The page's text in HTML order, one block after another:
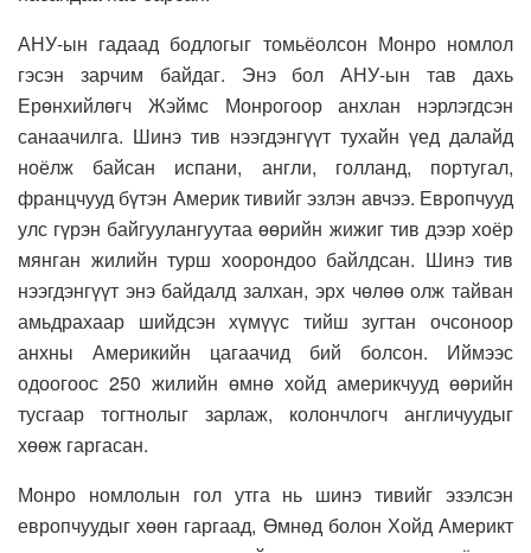
АНУ-ын гадаад бодлогыг томьёолсон Монро номлол
гэсэн зарчим байдаг. Энэ бол АНУ-ын тав дахь
Ерөнхийлөгч Жэймс Монрогоор анхлан нэрлэгдсэн
санаачилга. Шинэ тив нээгдэнгүүт тухайн үед далайд
ноёлж байсан испани, англи, голланд, португал,
францчууд бүтэн Америк тивийг эзлэн авчээ. Европчууд
улс гүрэн байгуулангуутаа өөрийн жижиг тив дээр хоёр
мянган жилийн турш хоорондоо байлдсан. Шинэ тив
нээгдэнгүүт энэ байдалд залхан, эрх чөлөө олж тайван
амьдрахаар шийдсэн хүмүүс тийш зугтан очсоноор
анхны Америкийн цагаачид бий болсон. Иймээс
одоогоос 250 жилийн өмнө хойд америкчууд өөрийн
тусгаар тогтнолыг зарлаж, колончлогч англичуудыг
хөөж гаргасан.
Монро номлолын гол утга нь шинэ тивийг эзэлсэн
европчуудыг хөөн гаргаад, Өмнөд болон Хойд Америкт